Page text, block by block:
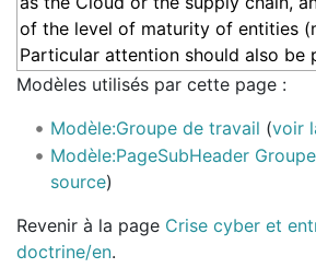
Modèles utilisés par cette page :
Modèle:Groupe de travail (voir
Modèle:PageSubHeader
source)
Revenir à la page Crise cyber et
doctrine/en.